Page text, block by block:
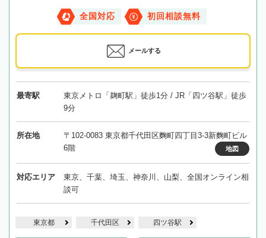
全国対応 初回相談無料
メールする
最寄駅
東京メトロ「麹町駅」徒歩1分 / JR「四ツ谷駅」徒歩
9分
所在地
〒102-0083 東京都千代田区麴町四丁目3-3新麴町ビル
6階
地図
対応エリア
東京、千葉、埼玉、神奈川、山梨、全国オンライン相
談可
東京都 千代田区 四ツ谷駅